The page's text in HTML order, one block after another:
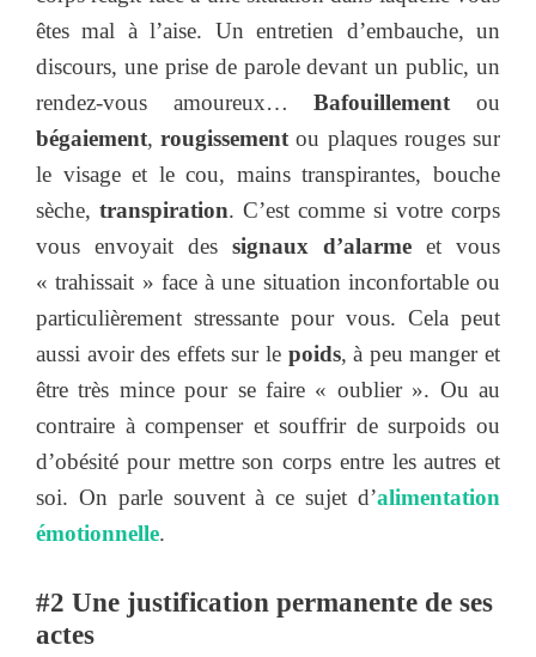
êtes mal à l’aise. Un entretien d’embauche, un
discours, une prise de parole devant un public, un
rendez-vous amoureux…Bafouillementou
bégaiement,rougissementou plaques rouges sur
le visage et le cou, mains transpirantes, bouche
sèche, transpiration. C’est comme si votre corps
vous envoyait des signaux d’alarme et vous
« trahissait » face à une situation inconfortable ou
particulièrement stressante pour vous. Cela peut
aussi avoir des effets sur le poids, à peu manger et
être très mince pour se faire « oublier ». Ou au
contraire à compenser et souffrir de surpoids ou
d’obésité pour mettre son corps entre les autres et
soi. On parle souvent à ce sujet d’alimentation
émotionnelle.
#2 Une justification permanente de ses
actes